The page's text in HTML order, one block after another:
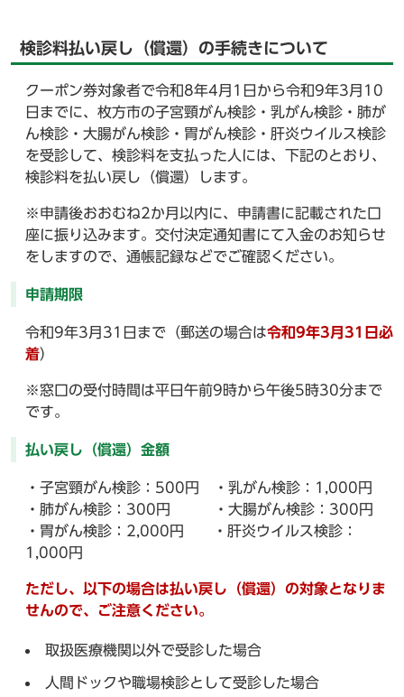
検診料払い戻し（償還）の手続きについて
クーポン券対象者で令和8年4月1日から令和9年3月10
日までに、枚方市の子宮頸がん検診・乳がん検診・肺が
ん検診・大腸がん検診・胃がん検診・肝炎ウイルス検診
を受診して、検診料を支払った人には、下記のとおり、
検診料を払い戻し（償還）します。
※申請後おおむね2か月以内に、申請書に記載された口
座に振り込みます。交付決定通知書にて入金のお知らせ
をしますので、通帳記録などでご確認ください。
申請期限
令和9年3月31日まで（郵送の場合は令和9年3月31日必
着）
※窓口の受付時間は平日午前9時から午後5時30分まで
です。
払い戻し（償還）金額
・子宮頸がん検診：500円 ・乳がん検診：1,000円
・肺がん検診：300円 ・大腸がん検診：300円
・胃がん検診：2,000円 ・肝炎ウイルス検診：
1,000円
ただし、以下の場合は払い戻し（償還）の対象となりま
せんので、ご注意ください。
取扱医療機関以外で受診した場合
人間ドックや職場検診として受診した場合